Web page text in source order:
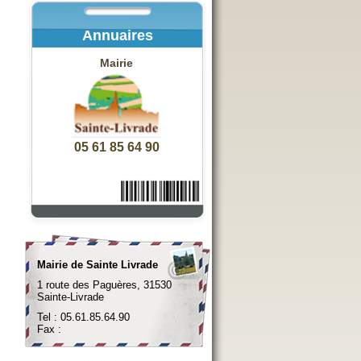
Annuaires
Mairie
05 61 85 64 90
Mairie de Sainte Livrade
1 route des Paguères, 31530
Sainte-Livrade
Tel : 05.61.85.64.90
Fax :